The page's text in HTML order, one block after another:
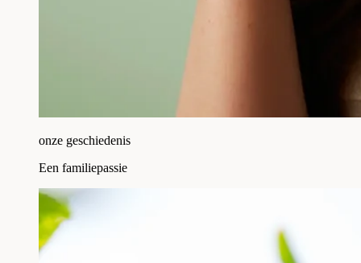
onze geschiedenis
Een familiepassie